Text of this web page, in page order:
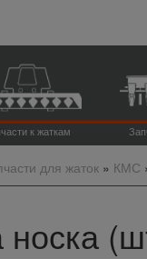
к жаткам
для жаток» КМС
носка